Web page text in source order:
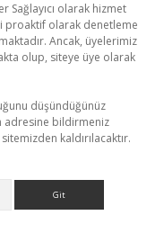
Sağlayıcı olarak hizmet
proaktif olarak denetleme
Ancak, üyelerimiz
olup, siteye üye olarak
düşündüğünüz
adresine bildirmeniz
kaldırılacaktır.